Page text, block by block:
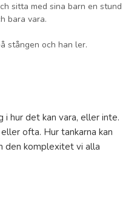
sitta med sina barn en stund
bara vara.
stången och han ler.
i hur det kan vara, eller inte.
ofta. Hur tankarna kan
den komplexitet vi alla